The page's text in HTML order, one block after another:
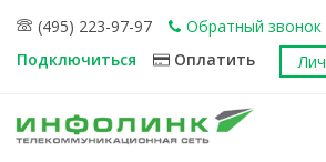
(495) 223-97-97
Обратный звонок
Подключиться
Оплатить